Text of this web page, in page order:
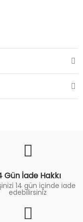
Gün İade Hakkı
14 gün içinde iade
edebilirsiniz